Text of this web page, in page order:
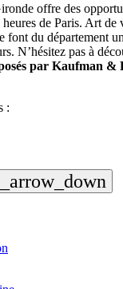
offre des
de Paris. Art de
font du département
N’hésitez pas à
par Kaufman &
: